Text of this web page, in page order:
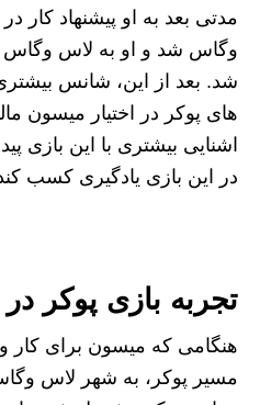
مدتی بعد به او پیشنهاد
وگاس شد و او به لاس وگاس
شد. بعد از این، شانس
های پوکر در اختیار میسون
اشنایی بیشتری با این بازی
در این بازی یادگیری کسب
تجربه بازی پوکر
هنگامی که میسون برای کار
مسیر پوکر، به شهر لاس